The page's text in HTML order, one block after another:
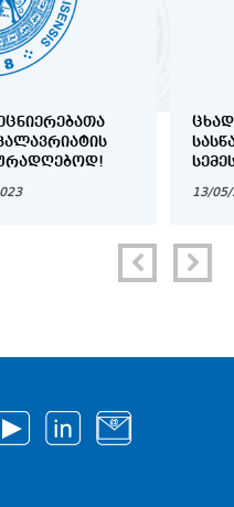
13/